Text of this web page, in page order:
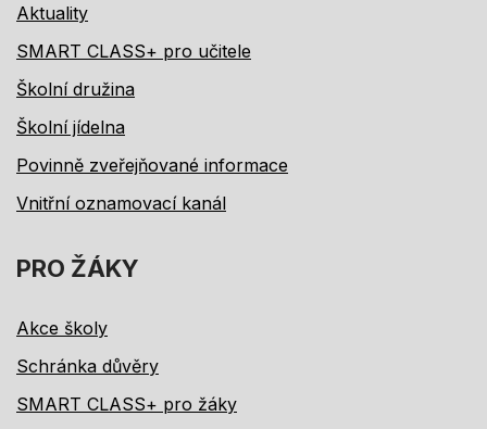
Aktuality
SMART CLASS+ pro učitele
Školní družina
Školní jídelna
Povinně zveřejňované informace
Vnitřní oznamovací kanál
PRO ŽÁKY
Akce školy
Schránka důvěry
SMART CLASS+ pro žáky